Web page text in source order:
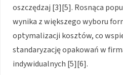
oszczędzaj [3][5]. Rosnąca
wynika z większego wyboru
optymalizacji kosztów, co
standaryzację opakowań w
indywidualnych [5][6].